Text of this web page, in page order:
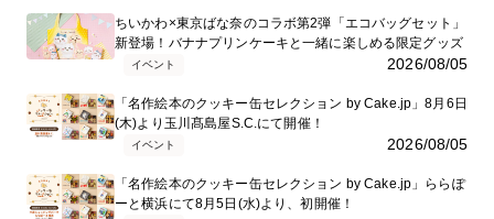
ちいかわ×東京ばな奈のコラボ第2弾「エコバッグセット」
新登場！バナナプリンケーキと一緒に楽しめる限定グッズ
2026/08/05
イベント
「名作絵本のクッキー缶セレクション by Cake.jp」8月6日
(木)より玉川髙島屋S.C.にて開催！
2026/08/05
イベント
「名作絵本のクッキー缶セレクション by Cake.jp」ららぽ
ーと横浜にて8月5日(水)より、初開催！